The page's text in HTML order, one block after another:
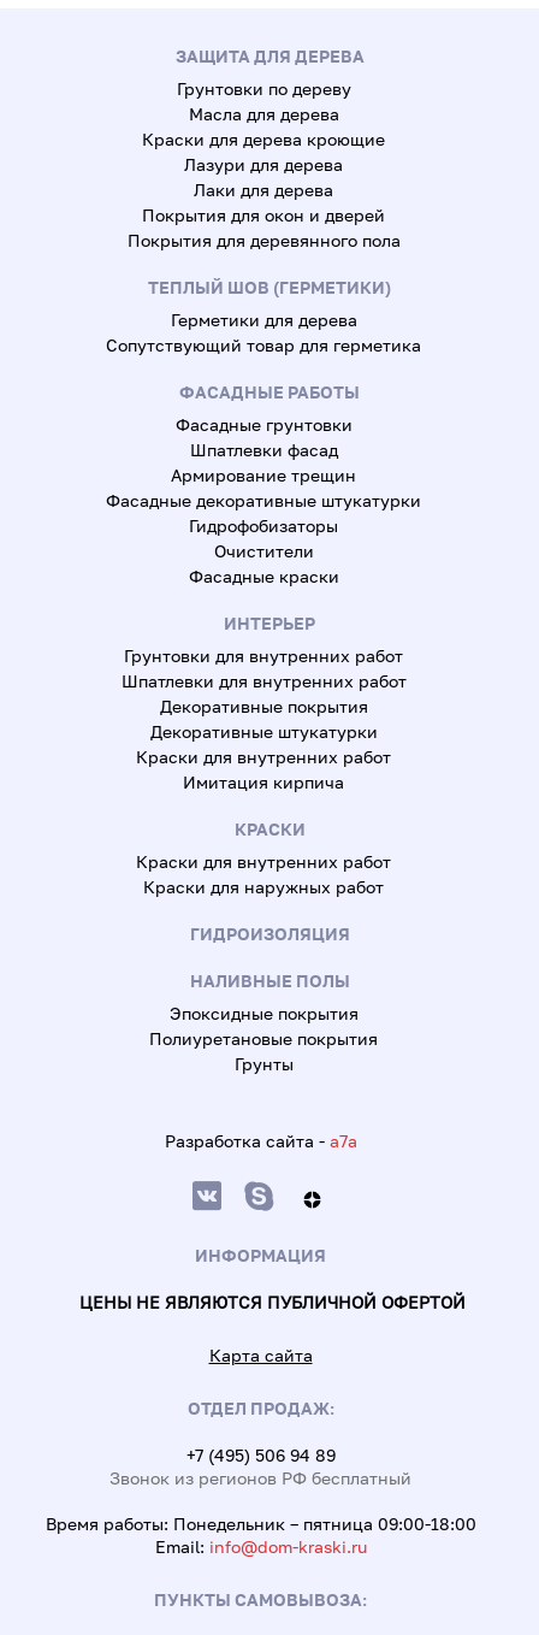
ЗАЩИТА ДЛЯ ДЕРЕВА
Грунтовки по дереву
Масла для дерева
Краски для дерева кроющие
Лазури для дерева
Лаки для дерева
Покрытия для окон и дверей
Покрытия для деревянного пола
ТЕПЛЫЙ ШОВ (ГЕРМЕТИКИ)
Герметики для дерева
Сопутствующий товар для герметика
ФАСАДНЫЕ РАБОТЫ
Фасадные грунтовки
Шпатлевки фасад
Армирование трещин
Фасадные декоративные штукатурки
Гидрофобизаторы
Очистители
Фасадные краски
ИНТЕРЬЕР
Грунтовки для внутренних работ
Шпатлевки для внутренних работ
Декоративные покрытия
Декоративные штукатурки
Краски для внутренних работ
Имитация кирпича
КРАСКИ
Краски для внутренних работ
Краски для наружных работ
ГИДРОИЗОЛЯЦИЯ
НАЛИВНЫЕ ПОЛЫ
Эпоксидные покрытия
Полиуретановые покрытия
Грунты
Разработка сайта - a7a
ИНФОРМАЦИЯ
ЦЕНЫ НЕ ЯВЛЯЮТСЯ ПУБЛИЧНОЙ ОФЕРТОЙ
Карта сайта
ОТДЕЛ ПРОДАЖ:
+7 (495) 506 94 89
Звонок из регионов РФ бесплатный
Время работы: Понедельник – пятница 09:00-18:00
Email: info@dom-kraski.ru
ПУНКТЫ САМОВЫВОЗА: